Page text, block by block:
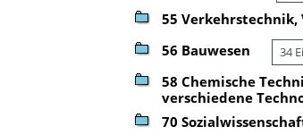
55 Verkehrstechnik,
56 Bauwesen 34
58 Chemische
verschiedene
70